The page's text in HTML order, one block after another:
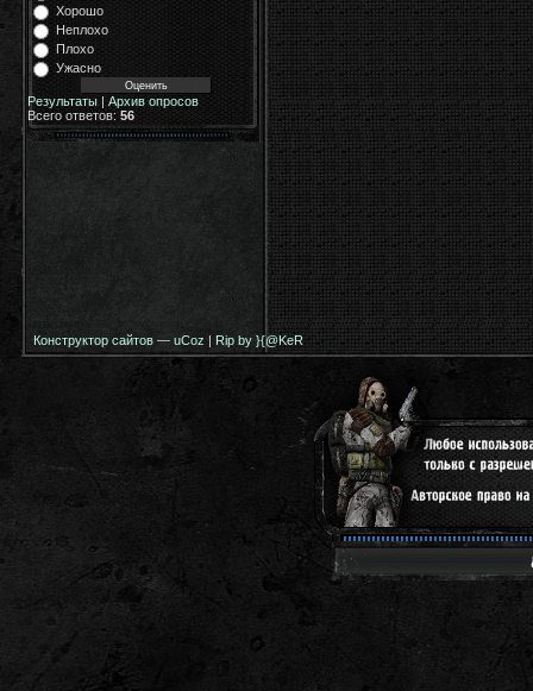
Хорошо
Неплохо
Плохо
Ужасно
Результаты | Архив опросов
Всего ответов: 56
Конструктор сайтов — uCoz | Rip by }{@KeR